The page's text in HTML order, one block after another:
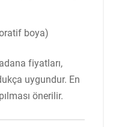
boya)
fiyatları,
uygundur. En
önerilir.